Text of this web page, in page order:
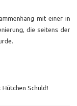
mit einer in
die seitens der
Hütchen Schuld!